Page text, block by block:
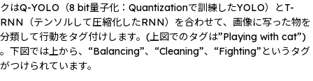
クはQ-YOLO（8 bit量子化：Quantizationで訓練したYOLO）とT-
RNN（テンソルして圧縮化したRNN）を合わせて、画像に写った物を
分類して行動をタグ付けします。(上図でのタグは”Playing with cat”)
。下図では上から、“Balancing”、“Cleaning”、“Fighting”というタグ
がつけられています。